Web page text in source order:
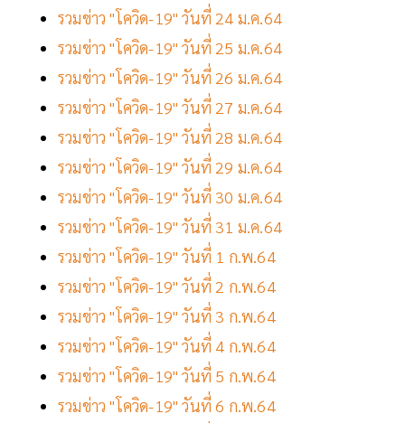
รวมข่าว "โควิด-19" วันที่ 24 ม.ค.64
รวมข่าว "โควิด-19" วันที่ 25 ม.ค.64
รวมข่าว "โควิด-19" วันที่ 26 ม.ค.64
รวมข่าว "โควิด-19" วันที่ 27 ม.ค.64
รวมข่าว "โควิด-19" วันที่ 28 ม.ค.64
รวมข่าว "โควิด-19" วันที่ 29 ม.ค.64
รวมข่าว "โควิด-19" วันที่ 30 ม.ค.64
รวมข่าว "โควิด-19" วันที่ 31 ม.ค.64
รวมข่าว "โควิด-19" วันที่ 1 ก.พ.64
รวมข่าว "โควิด-19" วันที่ 2 ก.พ.64
รวมข่าว "โควิด-19" วันที่ 3 ก.พ.64
รวมข่าว "โควิด-19" วันที่ 4 ก.พ.64
รวมข่าว "โควิด-19" วันที่ 5 ก.พ.64
รวมข่าว "โควิด-19" วันที่ 6 ก.พ.64